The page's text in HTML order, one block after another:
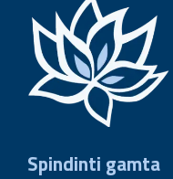
Spindinti gamta